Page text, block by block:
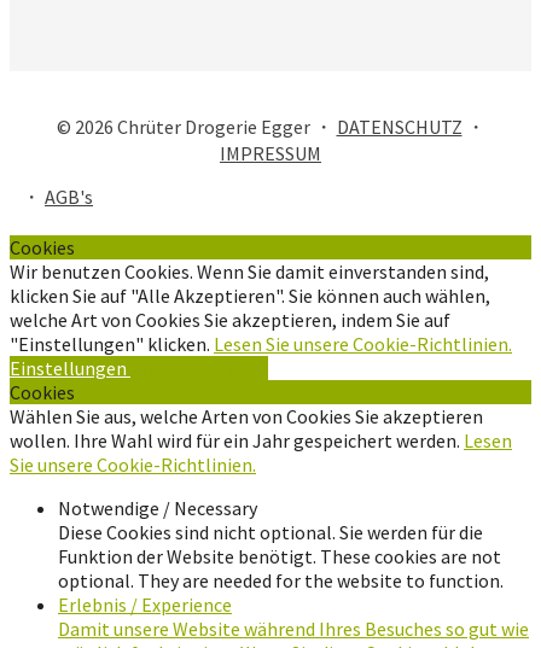
© 2026 Chrüter Drogerie Egger ・ DATENSCHUTZ ・
IMPRESSUM
・ AGB's
Cookies
Wir benutzen Cookies. Wenn Sie damit einverstanden sind,
klicken Sie auf "Alle Akzeptieren". Sie können auch wählen,
welche Art von Cookies Sie akzeptieren, indem Sie auf
"Einstellungen" klicken. Lesen Sie unsere Cookie-Richtlinien.
Einstellungen
Cookies
Wählen Sie aus, welche Arten von Cookies Sie akzeptieren
wollen. Ihre Wahl wird für ein Jahr gespeichert werden. Lesen
Sie unsere Cookie-Richtlinien.
Notwendige / Necessary
Diese Cookies sind nicht optional. Sie werden für die
Funktion der Website benötigt. These cookies are not
optional. They are needed for the website to function.
Erlebnis / Experience
Damit unsere Website während Ihres Besuches so gut wie